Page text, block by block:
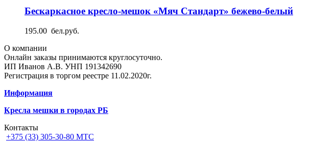
Бескаркасное кресло-мешок «Мяч Стандарт» бежево-белый
195.00 бел.руб.
О компании
Онлайн заказы принимаются круглосуточно.
ИП Иванов А.В. УНП 191342690
Регистрация в торгом реестре 11.02.2020г.
Информация
Кресла мешки в городах РБ
Контакты
+375 (33) 305-30-80 МТС